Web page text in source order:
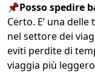
📌Posso spedire
Certo. E’ una
nel settore dei
eviti perdite di
viaggia più